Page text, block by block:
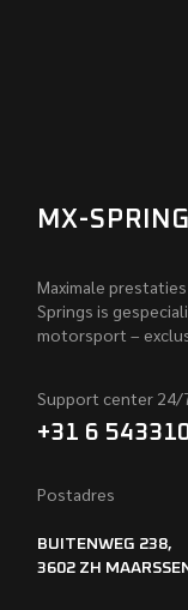
MX-
Maximale
Springs is
motorsport –
Support center 24/
+31 6
Postadres
BUITENWEG 238,
3602 ZH